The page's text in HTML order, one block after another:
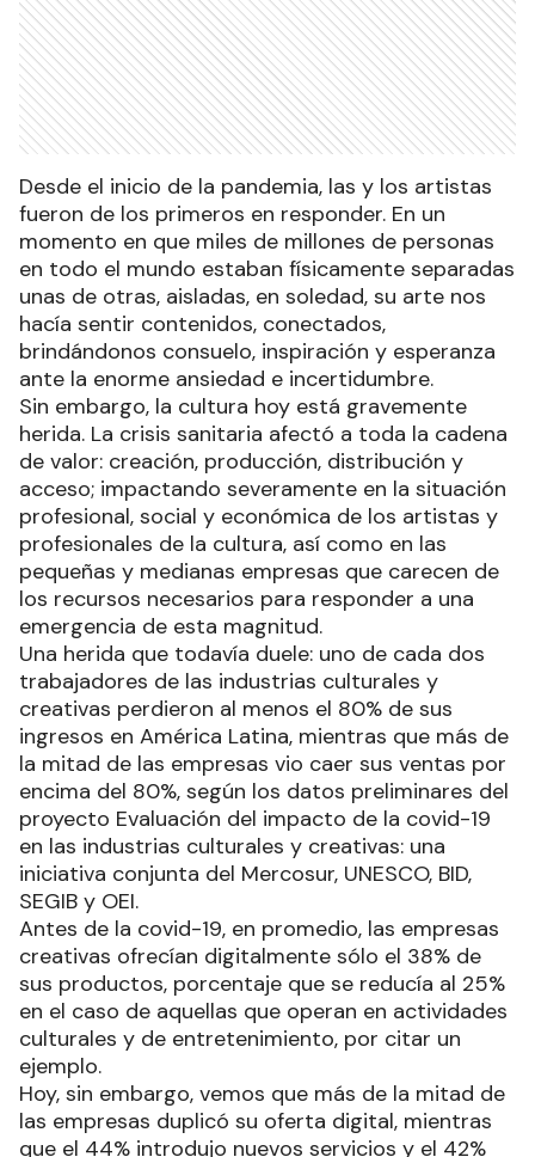
Desde el inicio de la pandemia, las y los artistas
fueron de los primeros en responder. En un
momento en que miles de millones de personas
en todo el mundo estaban físicamente separadas
unas de otras, aisladas, en soledad, su arte nos
hacía sentir contenidos, conectados,
brindándonos consuelo, inspiración y esperanza
ante la enorme ansiedad e incertidumbre.
Sin embargo, la cultura hoy está gravemente
herida. La crisis sanitaria afectó a toda la cadena
de valor: creación, producción, distribución y
acceso; impactando severamente en la situación
profesional, social y económica de los artistas y
profesionales de la cultura, así como en las
pequeñas y medianas empresas que carecen de
los recursos necesarios para responder a una
emergencia de esta magnitud.
Una herida que todavía duele: uno de cada dos
trabajadores de las industrias culturales y
creativas perdieron al menos el 80% de sus
ingresos en América Latina, mientras que más de
la mitad de las empresas vio caer sus ventas por
encima del 80%, según los datos preliminares del
proyecto Evaluación del impacto de la covid-19
en las industrias culturales y creativas: una
iniciativa conjunta del Mercosur, UNESCO, BID,
SEGIB y OEI.
Antes de la covid-19, en promedio, las empresas
creativas ofrecían digitalmente sólo el 38% de
sus productos, porcentaje que se reducía al 25%
en el caso de aquellas que operan en actividades
culturales y de entretenimiento, por citar un
ejemplo.
Hoy, sin embargo, vemos que más de la mitad de
las empresas duplicó su oferta digital, mientras
que el 44% introdujo nuevos servicios y el 42%